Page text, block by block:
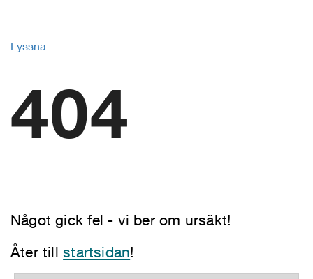
Lyssna
404
Något gick fel - vi ber om ursäkt!
Åter tillstartsidan!